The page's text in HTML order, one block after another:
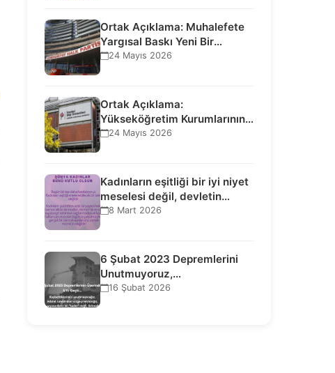
Ortak Açıklama: Muhalefete
Yargısal Baskı Yeni Bir
Aşamaya Geçti: Seçilmiş…
24 Mayıs 2026
Ortak Açıklama:
Yükseköğretim Kurumlarının
Toplumsal İşlevi Kurucularının
24 Mayıs 2026
Kadınların eşitliği bir iyi niyet
meselesi değil, devletin
uluslararası insan…
8 Mart 2026
6 Şubat 2023 Depremlerini
Unutmuyoruz,
Vazgeçmiyoruz, Hesap
16 Şubat 2026